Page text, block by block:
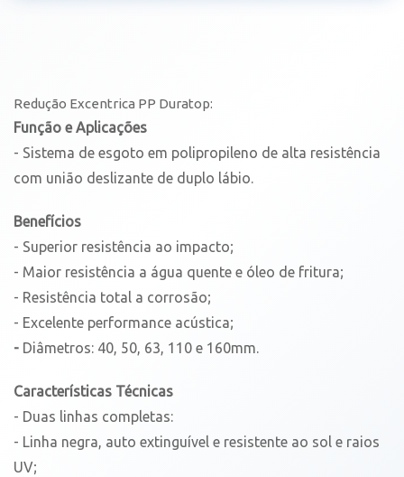
Redução Excentrica PP Duratop:
Função e Aplicações
- Sistema de esgoto em polipropileno de alta resistência
com união deslizante de duplo lábio.
Benefícios
- Superior resistência ao impacto;
- Maior resistência a água quente e óleo de fritura;
- Resistência total a corrosão;
- Excelente performance acústica;
- Diâmetros: 40, 50, 63, 110 e 160mm.
Características Técnicas
- Duas linhas completas:
- Linha negra, auto extinguível e resistente ao sol e raios
UV;